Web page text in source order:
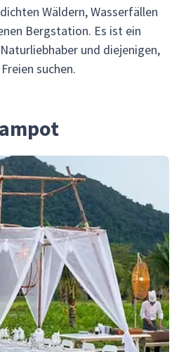
Wäldern, Wasserfällen
Bergstation. Es ist ein
und diejenigen,
suchen.